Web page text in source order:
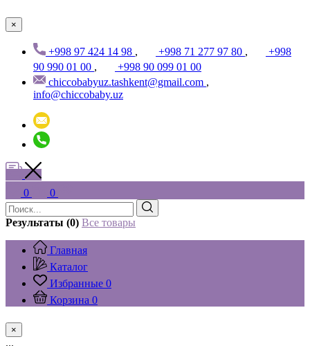
×
+998 97 424 14 98 , +998 71 277 97 80 ,
+998
90 990 01 00 ,
+998 90 099 01 00
chiccobabyuz.tashkent@gmail.com ,
info@chiccobaby.uz
0 0
Результаты (0) Все товары
Главная
Каталог
Избранные 0
Корзина 0
×
...